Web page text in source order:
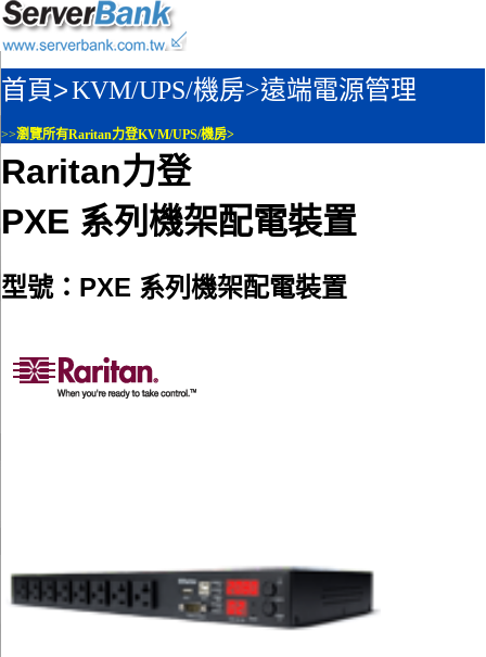
首頁>KVM/UPS/機房>遠端電源管理
>>瀏覽所有Raritan力登KVM/UPS/機房>
Raritan力登
PXE 系列機架配電裝置
型號：PXE 系列機架配電裝置